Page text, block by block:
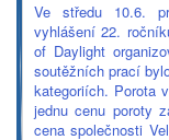
Ve středu 10.6.
vyhlášení 22.
of Daylight
soutěžních prací
kategoriích. Porota
jednu cenu poroty
cena společnosti